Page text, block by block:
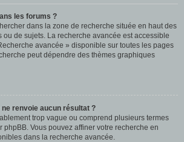
les forums ?
dans la zone de recherche située en haut des
ou de sujets. La recherche avancée est accessible
avancée » disponible sur toutes les pages
peut dépendre des thèmes graphiques
renvoie aucun résultat ?
trop vague ou comprend plusieurs termes
phpBB. Vous pouvez affiner votre recherche en
dans la recherche avancée.